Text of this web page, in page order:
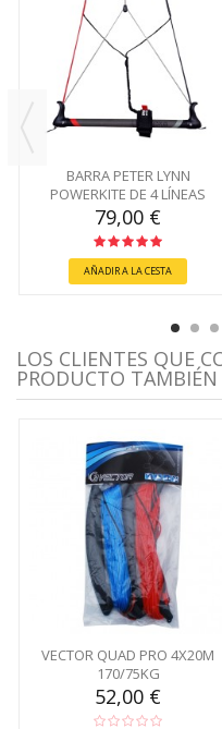
BARRA PETER LYNN
POWERKITE DE 4 LÍNEAS
79,00 €
AÑADIR A LA CESTA
LOS CLIENTES QUE
PRODUCTO
VECTOR QUAD PRO 4X20M
170/75KG
52,00 €